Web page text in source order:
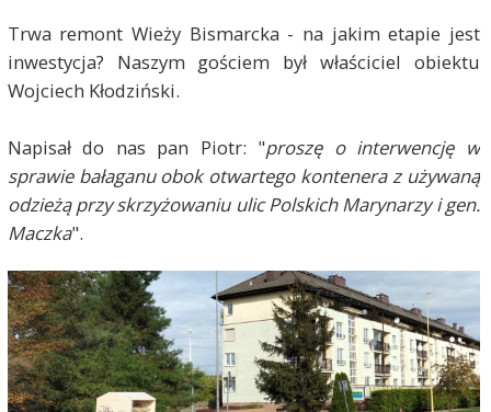
Trwa remont Wieży Bismarcka - na jakim etapie jest
inwestycja? Naszym gościem był właściciel obiektu
Wojciech Kłodziński.
Napisał do nas pan Piotr: "proszę o interwencję w
sprawie bałaganu obok otwartego kontenera z używaną
odzieżą przy skrzyżowaniu ulic Polskich Marynarzy i gen.
Maczka".